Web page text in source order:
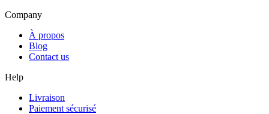
Company
À propos
Blog
Contact us
Help
Livraison
Paiement sécurisé